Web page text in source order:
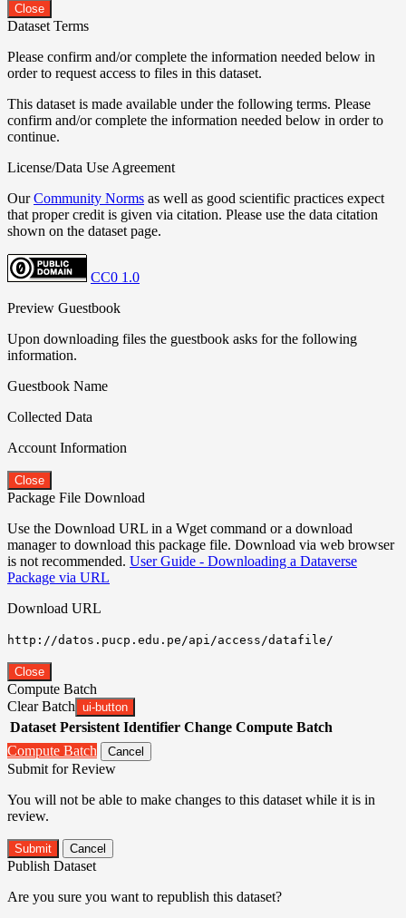
Close
Dataset Terms
Please confirm and/or complete the information needed below in
order to request access to files in this dataset.
This dataset is made available under the following terms. Please
confirm and/or complete the information needed below in order to
continue.
License/Data Use Agreement
OurCommunity Norms as well as good scientific practices expect
that proper credit is given via citation. Please use the data citation
shown on the dataset page.
CC0 1.0
Preview Guestbook
Upon downloading files the guestbook asks for the following
information.
Guestbook Name
Collected Data
Account Information
Close
Package File Download
Use the Download URL in a Wget command or a download
manager to download this package file. Download via web browser
is not recommended. User Guide - Downloading a Dataverse
Package via URL
Download URL
http://datos.pucp.edu.pe/api/access/datafile/
Close
Compute Batch
Clear Batch ui-button
Dataset Persistent Identifier Change Compute Batch
Compute Batch
Cancel
Submit for Review
You will not be able to make changes to this dataset while it is in
review.
Submit Cancel
Publish Dataset
Are you sure you want to republish this dataset?